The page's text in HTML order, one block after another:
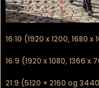
16:10 (1920 x 1200, 1680 x
16:9 (1920 x 1080, 1366 x
21:9 (5120 × 2160 og